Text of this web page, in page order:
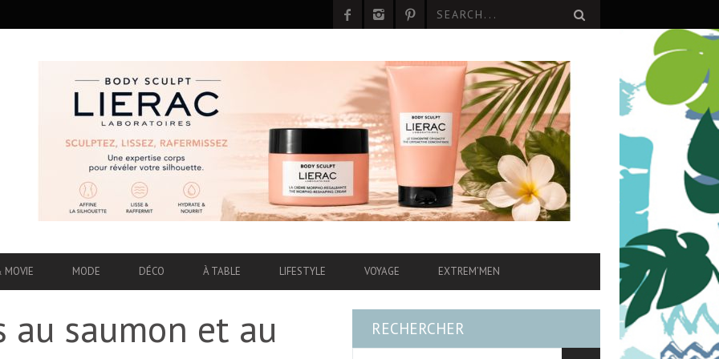
MOVIE MODE DÉCO À TABLE LIFESTYLE VOYAGE EXTREM’MEN
au saumon et au
RECHERCHER